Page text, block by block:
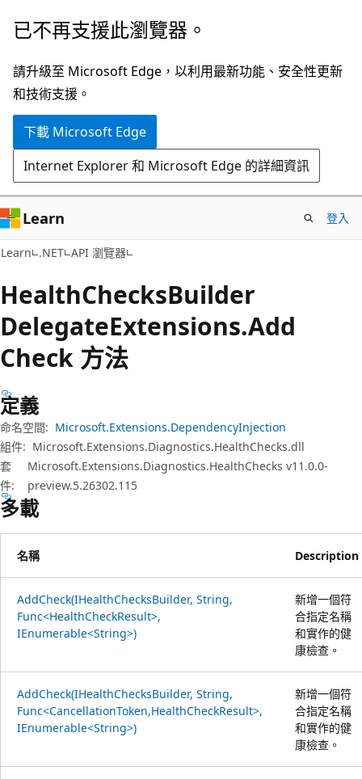
跳
主
要
內
跳
頁
面
內
覽
已不再支援此瀏覽器。
請升級至 Microsoft Edge，以利用最新功能、安全性更新
和技術支援。
下載 Microsoft Edge
Internet Explorer 和 Microsoft Edge 的詳細資訊
Learn 登入
Learn .NET API 瀏覽器
HealthChecksBuilder
DelegateExtensions.Add
Check 方法
定義
命名空間: Microsoft.Extensions.DependencyInjection
組件: Microsoft.Extensions.Diagnostics.HealthChecks.dll
套
件:
Microsoft.Extensions.Diagnostics.HealthChecks v11.0.0-
preview.5.26302.115
多載
名稱 Description
AddCheck(IHealthChecksBuilder, String,
Func<HealthCheckResult>,
IEnumerable<String>)
新增一個符
合指定名稱
和實作的健
康檢查。
AddCheck(IHealthChecksBuilder, String,
Func<CancellationToken,HealthCheckResult>,
IEnumerable<String>)
新增一個符
合指定名稱
和實作的健
康檢查。